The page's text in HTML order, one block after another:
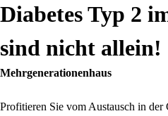
Diabetes Typ 2
sind nicht allein!
Mehrgenerationenhaus
Profitieren Sie vom Austausch in der